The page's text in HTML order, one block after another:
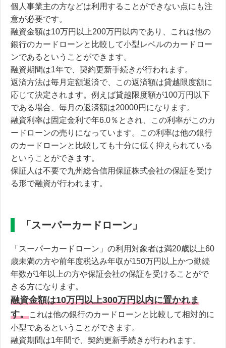
個人事業主の方などは利用することができない点にも注
意が必要です。
融資金額は10万円以上200万円以内であり、これは他の
銀行のカードローンと比較して小型レベルのカードロー
ンであるということができます。
融資期間は1年で、契約更新手続きが行われます。
返済方法は毎月定額返済で、この返済額は貸越限度額に
応じて決定されます。例えば貸越限度額が100万円以下
である場合、毎月の返済額は20000円になります。
融資利率は固定金利で年6.0％とされ、この利率がこのカ
ードローンの売りになっています。この利率は他の銀行
のカードローンと比較しても十分に低く抑えられている
ということができます。
保証人は不要で九州総合信用保証株式会社の保証を受け
る形で融資が行われます。
「スーパーカードローン」
「スーパーカードローン」の利用対象者は満20歳以上60
歳未満の方や前年度税込み年収が150万円以上かつ勤続
年数が1年以上の方や保証会社の保証を受けることがで
きる方になります。
融資金額は10万円以上300万円以内に置かれま
す。これは他の銀行のカードローンと比較して相対的に
小型であるということができます。
融資期間は1年間で、契約更新手続きが行われます。